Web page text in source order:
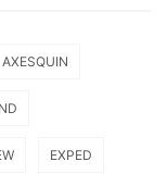
AXESQUIN
EXPED